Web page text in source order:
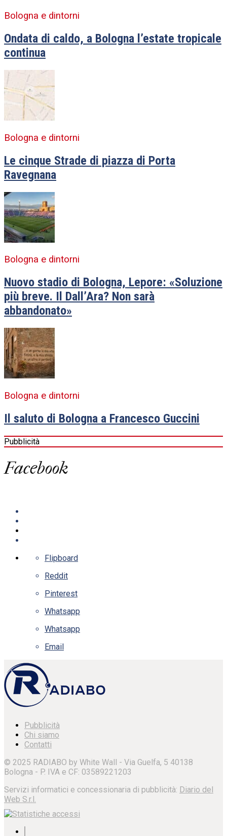
Bologna e dintorni
Ondata di caldo, a Bologna l’estate tropicale
continua
Bologna e dintorni
Le cinque Strade di piazza di Porta
Ravegnana
Bologna e dintorni
Nuovo stadio di Bologna, Lepore: «Soluzione
più breve. Il Dall’Ara? Non sarà
abbandonato»
Bologna e dintorni
Il saluto di Bologna a Francesco Guccini
Pubblicità
Facebook
Flipboard
Reddit
Pinterest
Whatsapp
Whatsapp
Email
Pubblicità
Chi siamo
Contatti
© 2025 RADIABO by White Wall - Via Guelfa, 5 40138
Bologna - P. IVA e CF: 03589221203
Servizi informatici e concessionaria di pubblicità: Diario del
Web S.r.l.